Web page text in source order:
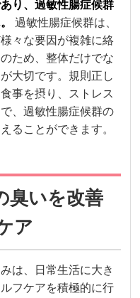
り、過敏性腸症候群
過敏性腸症候群は、
々な要因が複雑に絡
ため、整体だけでな
大切です。規則正し
事を摂り、ストレス
、過敏性腸症候群の
ることができます。
臭いを改善
ア
は、日常生活に大き
フケアを積極的に行